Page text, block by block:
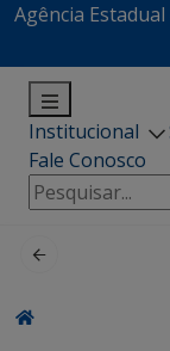
Agência
Institucional
Fale Conosco
Pesquisar
por: